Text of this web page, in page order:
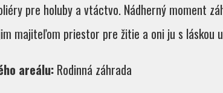
pre holuby a vtáctvo. Nádherný moment
majiteľom priestor pre žitie a oni ju s láskou
areálu:Rodinná záhrada